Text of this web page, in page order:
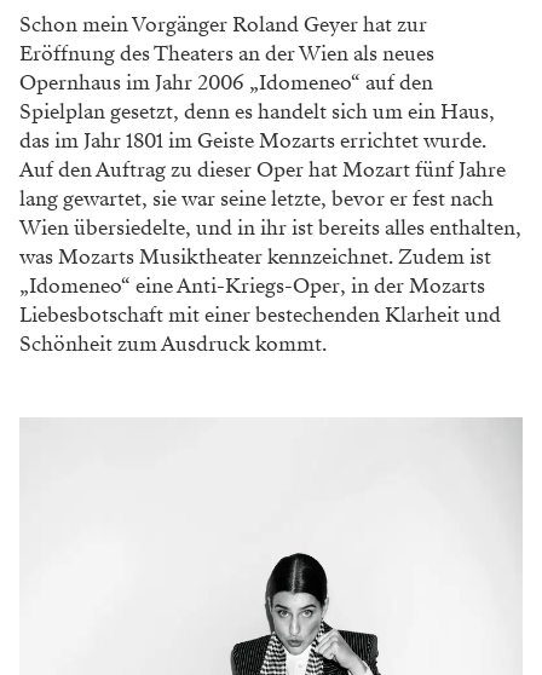
Schon mein Vorgänger Roland Geyer hat zur
Eröffnung des Theaters an der Wien als neues
Opernhaus im Jahr 2006 „Idomeneo“ auf den
Spielplan gesetzt, denn es handelt sich um ein Haus,
das im Jahr 1801 im Geiste Mozarts errichtet wurde.
Auf den Auftrag zu dieser Oper hat Mozart fünf Jahre
lang gewartet, sie war seine letzte, bevor er fest nach
Wien übersiedelte, und in ihr ist bereits alles enthalten,
was Mozarts Musiktheater kennzeichnet. Zudem ist
„Idomeneo“ eine Anti-Kriegs-Oper, in der Mozarts
Liebesbotschaft mit einer bestechenden Klarheit und
Schönheit zum Ausdruck kommt.